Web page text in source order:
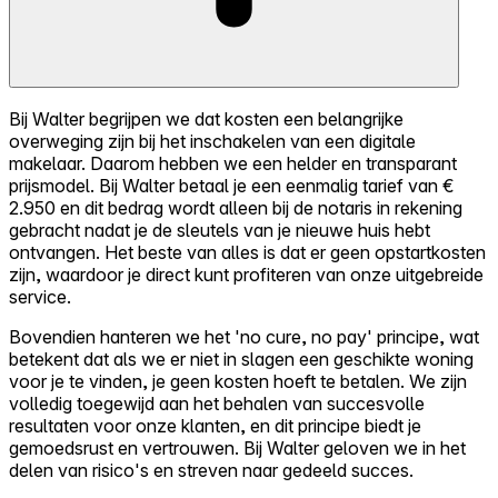
Bij Walter begrijpen we dat kosten een belangrijke
overweging zijn bij het inschakelen van een digitale
makelaar. Daarom hebben we een helder en transparant
prijsmodel. Bij Walter betaal je een eenmalig tarief van €
2.950 en dit bedrag wordt alleen bij de notaris in rekening
gebracht nadat je de sleutels van je nieuwe huis hebt
ontvangen. Het beste van alles is dat er geen opstartkosten
zijn, waardoor je direct kunt profiteren van onze uitgebreide
service.
Bovendien hanteren we het 'no cure, no pay' principe, wat
betekent dat als we er niet in slagen een geschikte woning
voor je te vinden, je geen kosten hoeft te betalen. We zijn
volledig toegewijd aan het behalen van succesvolle
resultaten voor onze klanten, en dit principe biedt je
gemoedsrust en vertrouwen. Bij Walter geloven we in het
delen van risico's en streven naar gedeeld succes.